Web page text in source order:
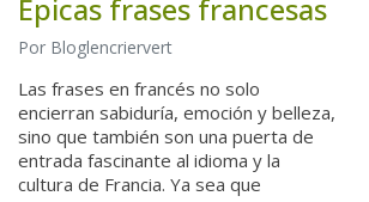
Épicas frases francesas
Por Bloglencriervert
Las frases en francés no solo
encierran sabiduría, emoción y belleza,
sino que también son una puerta de
entrada fascinante al idioma y la
cultura de Francia. Ya sea que